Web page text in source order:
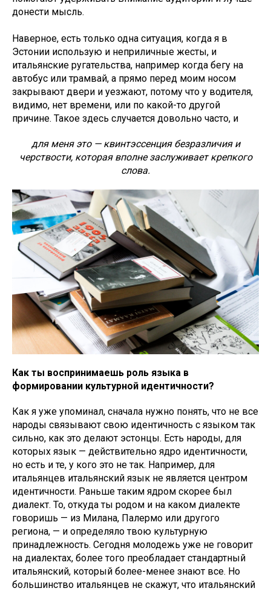
донести мысль.
Наверное, есть только одна ситуация, когда я в
Эстонии использую и неприличные жесты, и
итальянские ругательства, например когда бегу на
автобус или трамвай, а прямо перед моим носом
закрывают двери и уезжают, потому что у водителя,
видимо, нет времени, или по какой-то другой
причине. Такое здесь случается довольно часто, и
для меня это — квинтэссенция безразличия и
черствости, которая вполне заслуживает крепкого
слова.
Как ты воспринимаешь роль языка в
формировании культурной идентичности?
Как я уже упоминал, сначала нужно понять, что не все
народы связывают свою идентичность с языком так
сильно, как это делают эстонцы. Есть народы, для
которых язык — действительно ядро идентичности,
но есть и те, у кого это не так. Например, для
итальянцев итальянский язык не является центром
идентичности. Раньше таким ядром скорее был
диалект. То, откуда ты родом и на каком диалекте
говоришь — из Милана, Палермо или другого
региона, — и определяло твою культурную
принадлежность. Сегодня молодежь уже не говорит
на диалектах, более того преобладает стандартный
итальянский, который более-менее знают все. Но
большинство итальянцев не скажут, что итальянский